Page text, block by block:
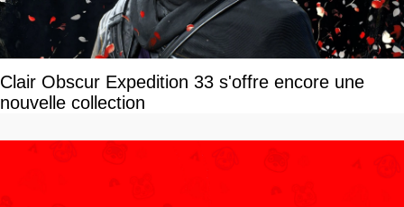
Clair Obscur Expedition 33 s'offre encore une
nouvelle collection